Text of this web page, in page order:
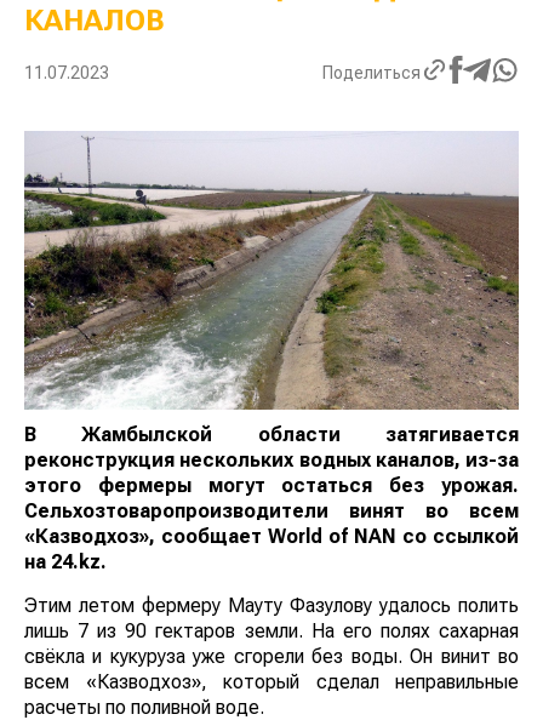
КАНАЛОВ
11.07.2023 Поделиться
В Жамбылской области затягивается
реконструкция нескольких водных каналов, из-за
этого фермеры могут остаться без урожая.
Сельхозтоваропроизводители винят во всем
«Казводхоз», сообщает World of NAN со ссылкой
на 24.kz.
Этим летом фермеру Мауту Фазулову удалось полить
лишь 7 из 90 гектаров земли. На его полях сахарная
свёкла и кукуруза уже сгорели без воды. Он винит во
всем «Казводхоз», который сделал неправильные
расчеты по поливной воде.